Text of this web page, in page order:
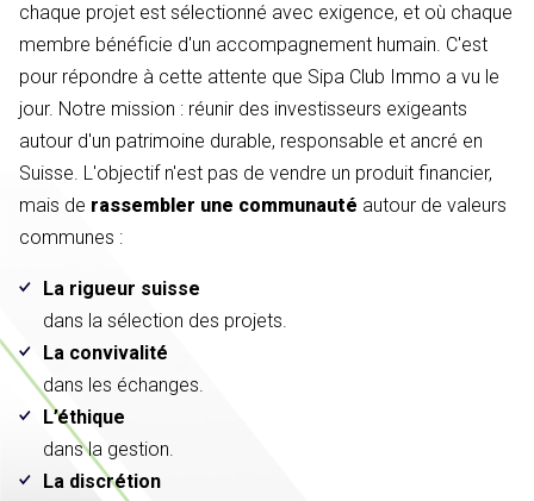
chaque projet est sélectionné avec exigence, et où chaque
membre bénéficie d'un accompagnement humain. C'est
pour répondre à cette attente que Sipa Club Immo a vu le
jour. Notre mission : réunir des investisseurs exigeants
autour d'un patrimoine durable, responsable et ancré en
Suisse. L'objectif n'est pas de vendre un produit financier,
mais de rassembler une communauté autour de valeurs
communes :
La rigueur suisse
dans la sélection des projets.
La convivalité
dans les échanges.
L’éthique
dans la gestion.
La discrétion